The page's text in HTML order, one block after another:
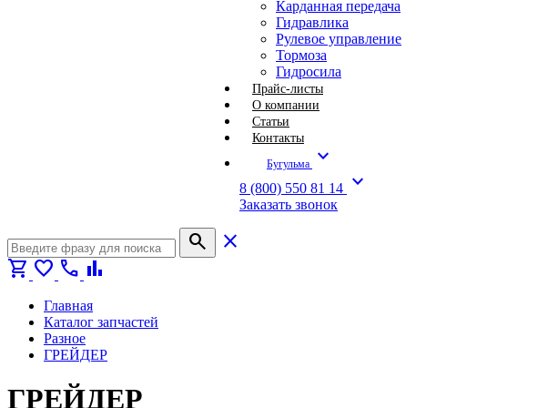
Карданная передача
Гидравлика
Рулевое управление
Тормоза
Гидросила
Прайс-листы
О компании
Статьи
Контакты
Бугульма expand_more
8 (800) 550 81 14 expand_more
Заказать звонок
search
close
shopping_cart favorite call bar_chart
Главная
Каталог запчастей
Разное
ГРЕЙДЕР
ГРЕЙДЕР